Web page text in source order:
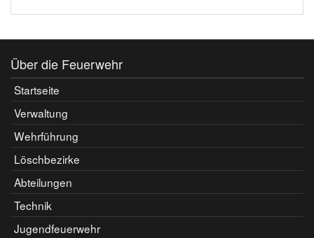
Über die Feuerwehr
Startseite
Verwaltung
Wehrführung
Löschbezirke
Abteilungen
Technik
Jugendfeuerwehr